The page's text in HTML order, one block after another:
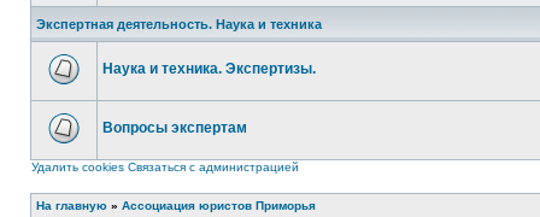
непрочитанных
сообщений
Экспертная деятельность. Наука и техника
непрочитанных
Наука и техника. Экспертизы.
непрочитанных
Вопросы экспертам
Удалить cookies Связаться с администрацией
На главную » Ассоциация юристов Приморья